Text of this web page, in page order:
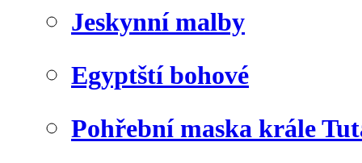
Jeskynní malby
Egyptští bohové
Pohřební maska krále